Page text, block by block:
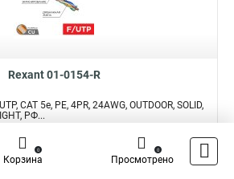
Rexant 01-0154-R
CAT 5e, PE, 4PR, 24AWG, OUTDOOR, SOLID,
РФ...
Сравнить
Корзина
0
Просмотрено
0